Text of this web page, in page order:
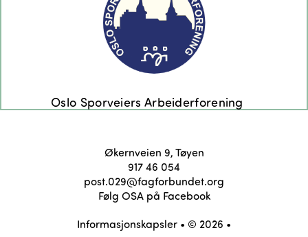
Økernveien 9, Tøyen
917 46 054
post.029@fagforbundet.org
Følg OSA på Facebook
Informasjonskapsler • © 2026 •